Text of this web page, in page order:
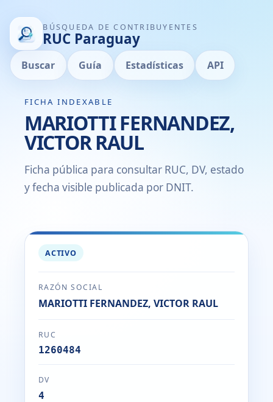
BÚSQUEDA DE CONTRIBUYENTES
RUC Paraguay
Buscar Guía Estadísticas API
FICHA INDEXABLE
MARIOTTI FERNANDEZ,
VICTOR RAUL
Ficha pública para consultar RUC, DV, estado
y fecha visible publicada por DNIT.
ACTIVO
RAZÓN SOCIAL
MARIOTTI FERNANDEZ, VICTOR RAUL
RUC
1260484
DV
4